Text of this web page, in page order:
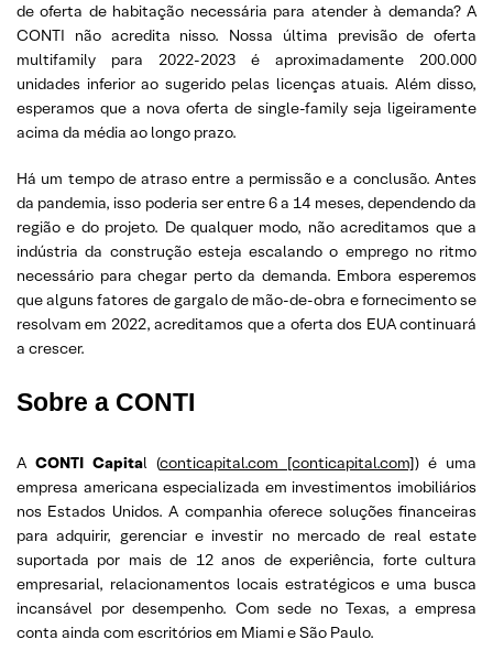
de oferta de habitação necessária para atender à demanda? A
CONTI não acredita nisso. Nossa última previsão de oferta
multifamily para 2022-2023 é aproximadamente 200.000
unidades inferior ao sugerido pelas licenças atuais. Além disso,
esperamos que a nova oferta de single-family seja ligeiramente
acima da média ao longo prazo.
Há um tempo de atraso entre a permissão e a conclusão. Antes
da pandemia, isso poderia ser entre 6 a 14 meses, dependendo da
região e do projeto. De qualquer modo, não acreditamos que a
indústria da construção esteja escalando o emprego no ritmo
necessário para chegar perto da demanda. Embora esperemos
que alguns fatores de gargalo de mão-de-obra e fornecimento se
resolvam em 2022, acreditamos que a oferta dos EUA continuará
a crescer.
Sobre a CONTI
A CONTI Capital (conticapital.com [conticapital.com]) é uma
empresa americana especializada em investimentos imobiliários
nos Estados Unidos. A companhia oferece soluções financeiras
para adquirir, gerenciar e investir no mercado de real estate
suportada por mais de 12 anos de experiência, forte cultura
empresarial, relacionamentos locais estratégicos e uma busca
incansável por desempenho. Com sede no Texas, a empresa
conta ainda com escritórios em Miami e São Paulo.